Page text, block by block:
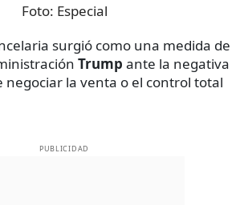
Foto: Especial
surgió como una medida de
Trump ante la negativa
negociar la venta o el control total
PUBLICIDAD